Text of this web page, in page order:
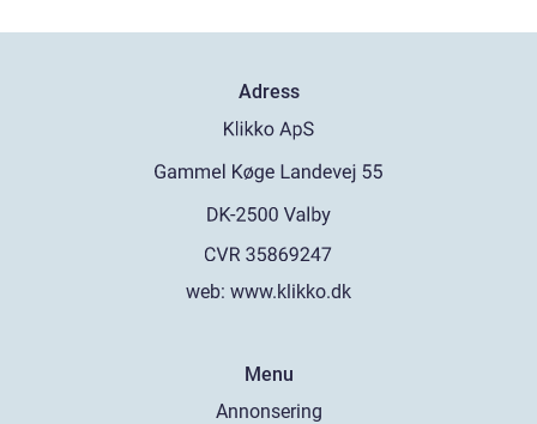
Adress
web: www.klikko.dk
Menu
Annonsering